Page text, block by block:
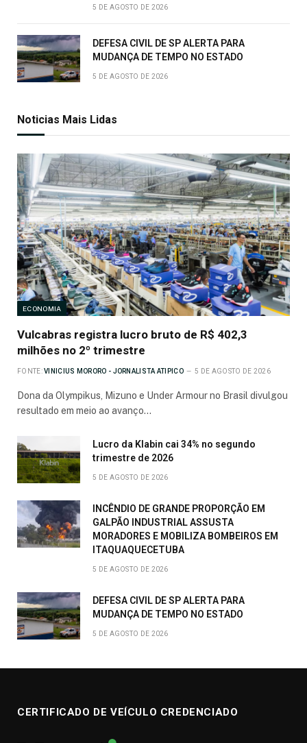
5 DE AGOSTO DE 2026
DEFESA CIVIL DE SP ALERTA PARA
MUDANÇA DE TEMPO NO ESTADO
5 DE AGOSTO DE 2026
Noticias Mais Lidas
ECONOMIA
Vulcabras registra lucro bruto de R$ 402,3
milhões no 2º trimestre
FONTE: VINICIUS MORORO - JORNALISTA ATIPICO 5 DE AGOSTO DE 2026
Dona da Olympikus, Mizuno e Under Armour no Brasil divulgou
resultado em meio ao avanço…
Lucro da Klabin cai 34% no segundo
trimestre de 2026
5 DE AGOSTO DE 2026
INCÊNDIO DE GRANDE PROPORÇÃO EM
GALPÃO INDUSTRIAL ASSUSTA
MORADORES E MOBILIZA BOMBEIROS EM
ITAQUAQUECETUBA
5 DE AGOSTO DE 2026
DEFESA CIVIL DE SP ALERTA PARA
MUDANÇA DE TEMPO NO ESTADO
5 DE AGOSTO DE 2026
CERTIFICADO DE VEÍCULO CREDENCIADO